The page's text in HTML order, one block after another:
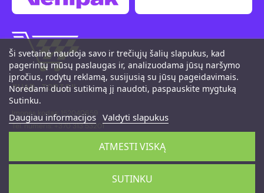
Ši svetainė naudoja savo ir trečiųjų šalių slapukus, kad
pagerintų mūsų paslaugas ir, analizuodama jūsų naršymo
įpročius, rodytų reklamą, susijusią su jūsų pageidavimais.
Norėdami duoti sutikimą jį naudoti, paspauskite mygtuką
Sutinku.
Daugiau informacijos Valdyti slapukus
ATMESTI VISKĄ
SUTINKU
"UAB TOBIS"
Įmonės kodas: 152040659
Tel. numeris: +370 313 53201